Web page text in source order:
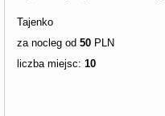
Tajenko
za nocleg od 50 PLN
liczba miejsc: 10